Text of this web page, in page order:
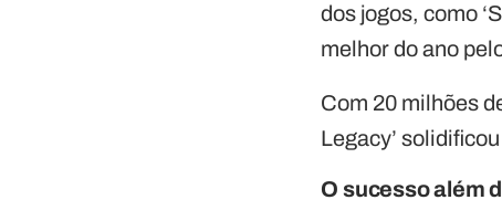
dos jogos, como
melhor do ano
Com 20 milhões
Legacy’
O sucesso além